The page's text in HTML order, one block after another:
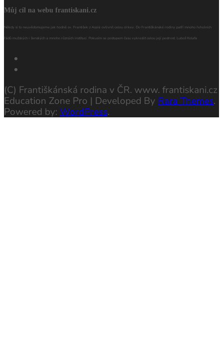
Můj cíl na webu frantiskani.cz
Někdy si to neuvědomujeme jak hodně sv. František z Assisi ovlivnil celou církev. Do Františkánské rodiny patří mnoho řeholních
řádů mužských i ženských a mnoho různých institucí. Pokusím se postupem času vykreslit celou její pestrost. Luboš Kolafa
(C) Františkánská rodina v ČR. www. frantiskani.cz
Education Zone Pro | Developed By Rara Themes.
Powered by: WordPress.